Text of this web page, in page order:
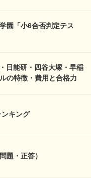
園「小6合否判定テス
日能研・四谷大塚・早稲
の特徴・費用と合格力
キング
題・正答）